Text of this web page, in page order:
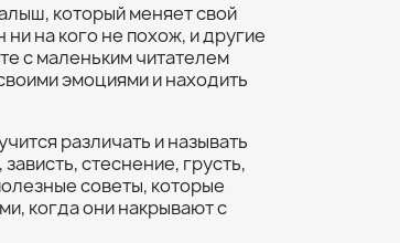
который меняет свой
ни на кого не похож, и другие
с маленьким читателем
эмоциями и находить
различать и называть
стеснение, грусть,
советы, которые
когда они накрывают с